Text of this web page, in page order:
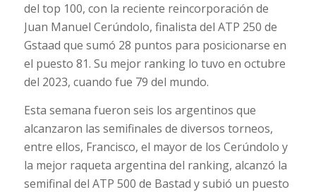
del top 100, con la reciente reincorporación de
Juan Manuel Cerúndolo, finalista del ATP 250 de
Gstaad que sumó 28 puntos para posicionarse en
el puesto 81. Su mejor ranking lo tuvo en octubre
del 2023, cuando fue 79 del mundo.
Esta semana fueron seis los argentinos que
alcanzaron las semifinales de diversos torneos,
entre ellos, Francisco, el mayor de los Cerúndolo y
la mejor raqueta argentina del ranking, alcanzó la
semifinal del ATP 500 de Bastad y subió un puesto